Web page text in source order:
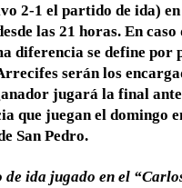
2-1 el partido de ida)
las 21 horas. En
diferencia se define por
serán los
jugará la final
que juegan el domingo
San Pedro.
ida jugado en el